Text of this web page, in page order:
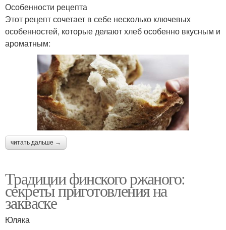
Особенности рецепта
Этот рецепт сочетает в себе несколько ключевых
особенностей, которые делают хлеб особенно вкусным и
ароматным:
читать дальше →
Традиции финского ржаного:
секреты приготовления на
закваске
Юляка